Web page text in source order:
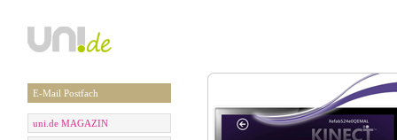
E-Mail Postfach
uni.de MAGAZIN